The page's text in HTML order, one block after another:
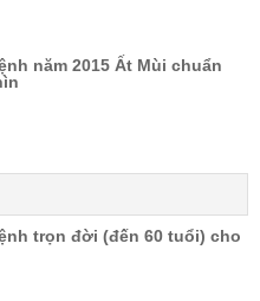
năm 2015 Ất Mùi chuẩn
trọn đời (đến 60 tuổi) cho